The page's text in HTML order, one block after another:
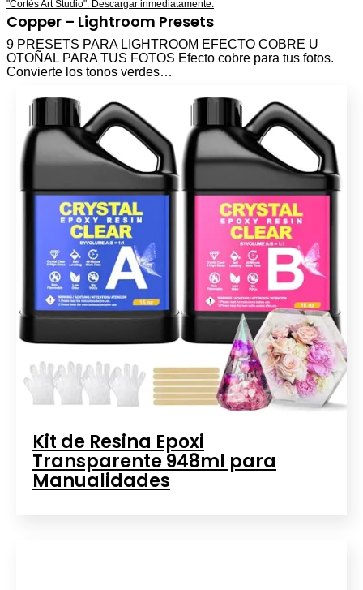
Copper – Lightroom Presets
9 PRESETS PARA LIGHTROOM EFECTO COBRE U
OTOÑAL PARA TUS FOTOS Efecto cobre para tus fotos.
Convierte los tonos verdes…
Kit de Resina Epoxi
Transparente 948ml para
Manualidades